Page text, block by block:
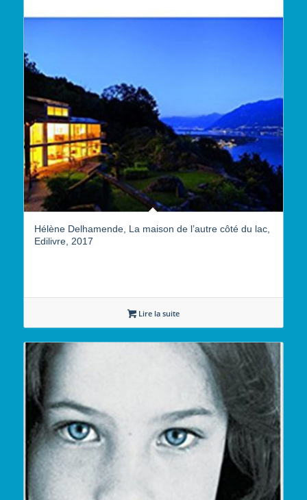
Hélène Delhamende, La maison de l’autre côté du lac,
Edilivre, 2017
Lire la suite